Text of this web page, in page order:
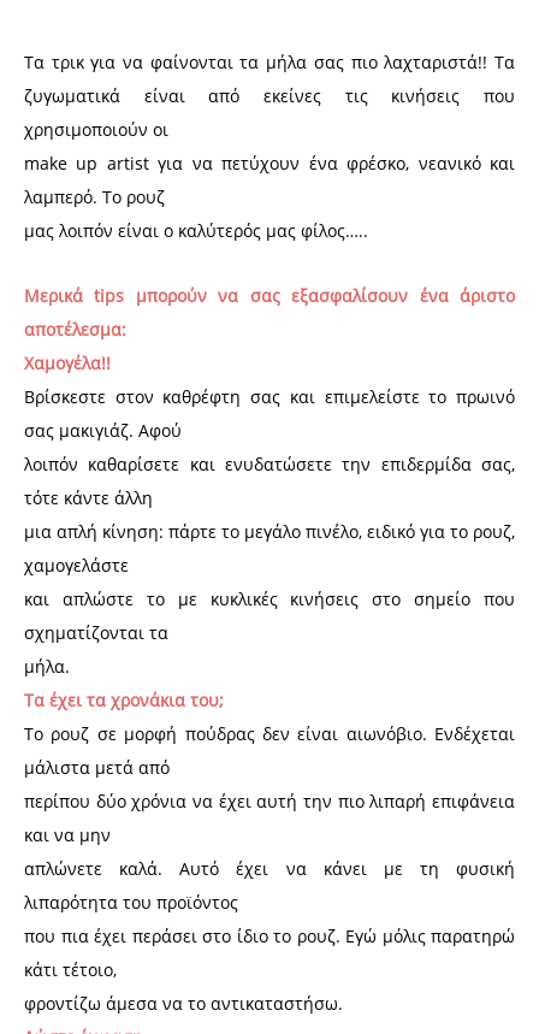
Τα τρικ για να φαίνονται τα μήλα σας πιο λαχταριστά!! Τα
ζυγωματικά είναι από εκείνες τις κινήσεις που
χρησιμοποιούν οι
make up artist για να πετύχουν ένα φρέσκο, νεανικό και
λαμπερό. Το ρουζ
μας λοιπόν είναι ο καλύτερός μας φίλος…..
Μερικά tips μπορούν να σας εξασφαλίσουν ένα άριστο
αποτέλεσμα:
Χαμογέλα!!
Βρίσκεστε στον καθρέφτη σας και επιμελείστε το πρωινό
σας μακιγιάζ. Αφού
λοιπόν καθαρίσετε και ενυδατώσετε την επιδερμίδα σας,
τότε κάντε άλλη
μια απλή κίνηση: πάρτε το μεγάλο πινέλο, ειδικό για το ρουζ,
χαμογελάστε
και απλώστε το με κυκλικές κινήσεις στο σημείο που
σχηματίζονται τα
μήλα.
Τα έχει τα χρονάκια του;
To ρουζ σε μορφή πούδρας δεν είναι αιωνόβιο. Ενδέχεται
μάλιστα μετά από
περίπου δύο χρόνια να έχει αυτή την πιο λιπαρή επιφάνεια
και να μην
απλώνετε καλά. Αυτό έχει να κάνει με τη φυσική
λιπαρότητα του προϊόντος
που πια έχει περάσει στο ίδιο το ρουζ. Εγώ μόλις παρατηρώ
κάτι τέτοιο,
φροντίζω άμεσα να το αντικαταστήσω.